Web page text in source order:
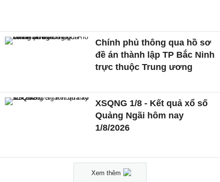
Chính phủ thông qua hồ sơ
đề án thành lập TP Bắc Ninh
trực thuộc Trung ương
XSQNG 1/8 - Kết quả xổ số
Quảng Ngãi hôm nay
1/8/2026
Xem thêm